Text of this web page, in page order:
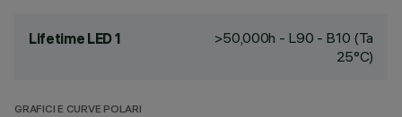
Lifetime LED 1
>50,000h - L90 - B10 (Ta
25°C)
GRAFICI E CURVE POLARI